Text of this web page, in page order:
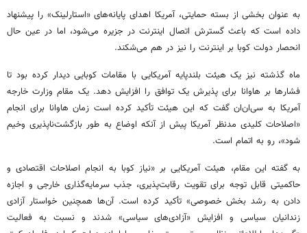
به عنوان بخشی از بسته حمایتی، آمریکا اهدای پایانه‌های «استارلینک» را پیشنهاد
داده است که باعث گسترش اتصال اینترنت در جزیره می‌شود، اما در عین حال
انحصار دولت کوبا بر اینترنت را نیز در هم می‌شکند.
ماه گذشته نیز یک هیئت بلندپایه آمریکایی با مقامات کوبایی دیدار کرده بود تا
فشارها بر هاوانا برای پذیرش یک توافق را افزایش دهد. یک مقام وزارت خارجه
آمریکا به سی‌ان‌ان گفت که این هیئت تأکید کرده است زمان هاوانا برای انجام
«اصلاحات کلیدی مدنظر آمریکا پیش از آنکه اوضاع به طور بازگشت‌ناپذیری وخیم
شود»، رو به اتمام است.
به گفته این مقام، هیئت آمریکایی بر «نیاز کوبا به انجام اصلاحات اقتصادی و
حاکمیتی قابل توجه برای تقویت رقابت‌پذیری، جذب سرمایه‌گذاری خارجی و اجازه
دادن به رشد بخش خصوصی» تأکید کرده است. آن‌ها همچنین خواستار آزادی
زندانیان سیاسی و افزایش «آزادی‌های سیاسی» شدند و نسبت به فعالیت